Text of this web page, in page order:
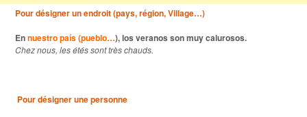
Pour désigner un endroit (pays, région, Village…)
Ennuestro país (pueblo…), los veranos son muy calurosos.
Chez nous, les étés sont très chauds.
Pour désigner une personne